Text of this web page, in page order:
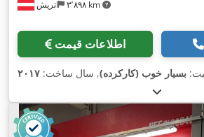
اتریش ۳٬۸۹۸ km
اطلاعات قیمت
بسیار خوب (کارکرده), سال ساخت: ۲۰۱۷